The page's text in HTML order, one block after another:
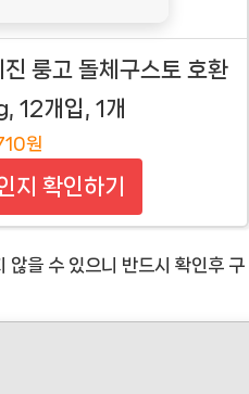
룽고 돌체구스토 호환
12개입, 1개
원
지 확인하기
않을 수 있으니 반드시 확인후 구